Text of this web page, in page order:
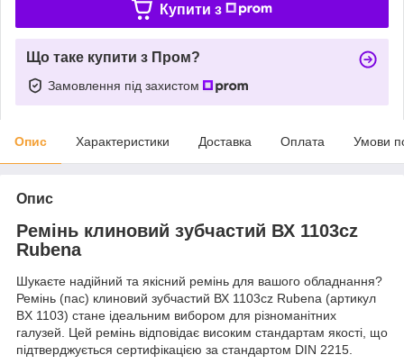
Купити з
Що таке купити з Пром?
Замовлення під захистом
Опис Характеристики Доставка Оплата Умови
Опис
Ремінь клиновий зубчастий ВХ 1103cz
Rubena
Шукаєте надійний та якісний ремінь для вашого обладнання?
Ремінь (пас) клиновий зубчастий ВХ 1103cz Rubena (артикул
BX 1103) стане ідеальним вибором для різноманітних
галузей. Цей ремінь відповідає високим стандартам якості, що
підтверджується сертифікацією за стандартом DIN 2215.